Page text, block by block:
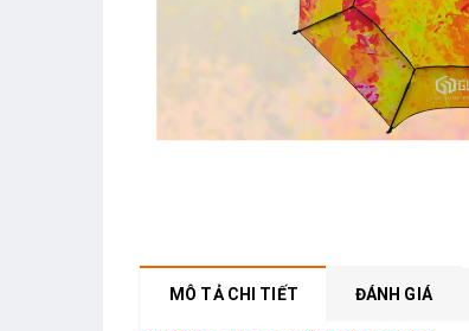
MÔ TẢ CHI TIẾT ĐÁNH GIÁ